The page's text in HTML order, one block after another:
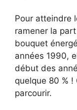
Pour atteindre
ramener la
bouquet
années 1990,
début des
quelque 80 % !
parcourir.